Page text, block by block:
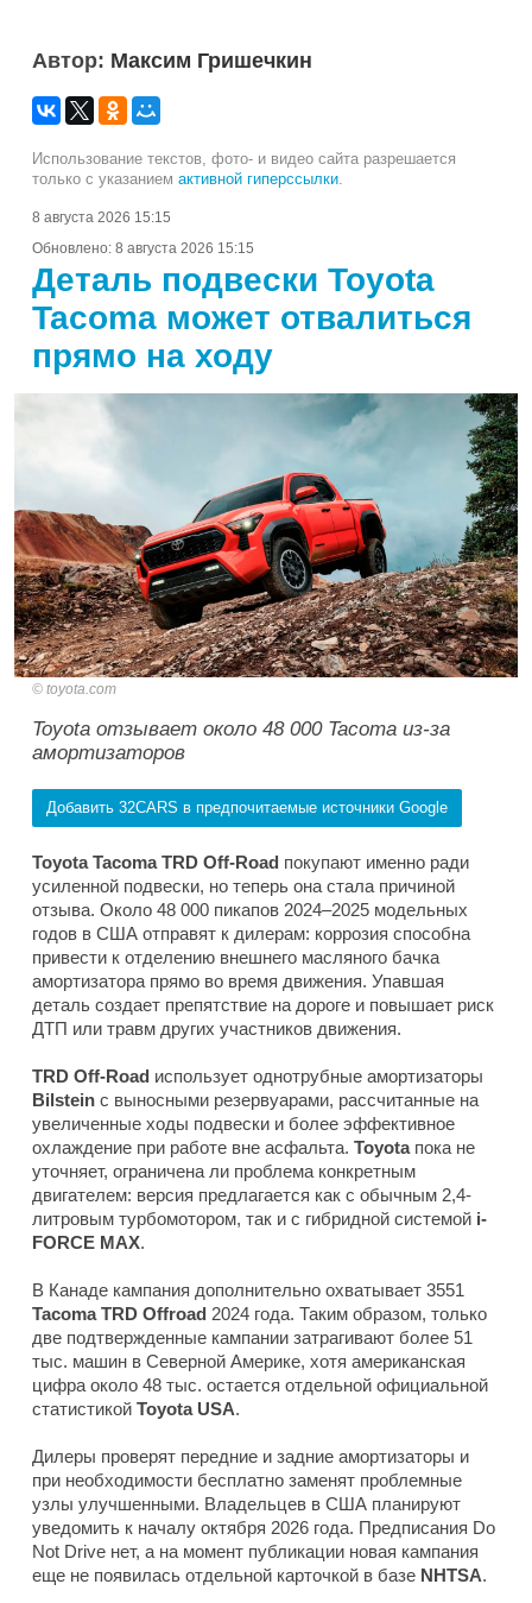
Автор: Максим Гришечкин
Использование текстов, фото- и видео сайта разрешается
только с указанием активной гиперссылки.
8 августа 2026 15:15
Обновлено: 8 августа 2026 15:15
Деталь подвески Toyota
Tacoma может отвалиться
прямо на ходу
toyota.com
Toyota отзывает около 48 000 Tacoma из-за
амортизаторов
Добавить 32CARS в предпочитаемые источники Google
Toyota Tacoma TRD Off-Road покупают именно ради
усиленной подвески, но теперь она стала причиной
отзыва. Около 48 000 пикапов 2024–2025 модельных
годов в США отправят к дилерам: коррозия способна
привести к отделению внешнего масляного бачка
амортизатора прямо во время движения. Упавшая
деталь создает препятствие на дороге и повышает риск
ДТП или травм других участников движения.
TRD Off-Road использует однотрубные амортизаторы
Bilstein с выносными резервуарами, рассчитанные на
увеличенные ходы подвески и более эффективное
охлаждение при работе вне асфальта. Toyotaпока не
уточняет, ограничена ли проблема конкретным
двигателем: версия предлагается как с обычным 2,4-
литровым турбомотором, так и с гибридной системой i-
FORCE MAX.
В Канаде кампания дополнительно охватывает 3551
Tacoma TRD Offroad 2024 года. Таким образом, только
две подтвержденные кампании затрагивают более 51
тыс. машин в Северной Америке, хотя американская
цифра около 48 тыс. остается отдельной официальной
статистикой Toyota USA.
Дилеры проверят передние и задние амортизаторы и
при необходимости бесплатно заменят проблемные
узлы улучшенными. Владельцев в США планируют
уведомить к началу октября 2026 года. Предписания Do
Not Drive нет, а на момент публикации новая кампания
еще не появилась отдельной карточкой в базе NHTSA.